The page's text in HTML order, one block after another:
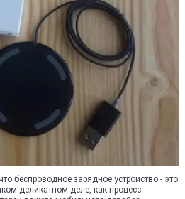
беспроводное зарядное устройство - это
деликатном деле, как процесс